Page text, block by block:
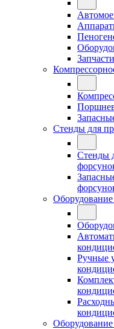
Стенды для
Стенды
Ручные